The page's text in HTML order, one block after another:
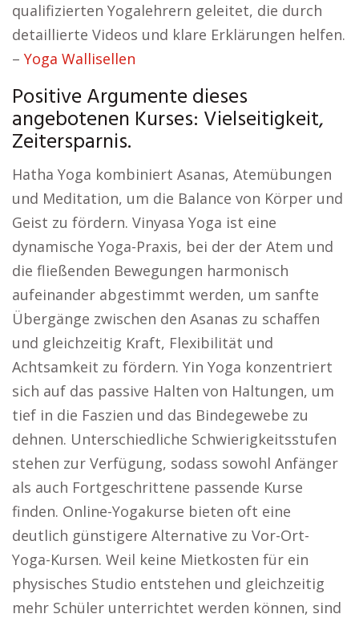
qualifizierten Yogalehrern geleitet, die durch
detaillierte Videos und klare Erklärungen helfen.
– Yoga Wallisellen
Positive Argumente dieses
angebotenen Kurses: Vielseitigkeit,
Zeitersparnis.
Hatha Yoga kombiniert Asanas, Atemübungen
und Meditation, um die Balance von Körper und
Geist zu fördern. Vinyasa Yoga ist eine
dynamische Yoga-Praxis, bei der der Atem und
die fließenden Bewegungen harmonisch
aufeinander abgestimmt werden, um sanfte
Übergänge zwischen den Asanas zu schaffen
und gleichzeitig Kraft, Flexibilität und
Achtsamkeit zu fördern. Yin Yoga konzentriert
sich auf das passive Halten von Haltungen, um
tief in die Faszien und das Bindegewebe zu
dehnen. Unterschiedliche Schwierigkeitsstufen
stehen zur Verfügung, sodass sowohl Anfänger
als auch Fortgeschrittene passende Kurse
finden. Online-Yogakurse bieten oft eine
deutlich günstigere Alternative zu Vor-Ort-
Yoga-Kursen. Weil keine Mietkosten für ein
physisches Studio entstehen und gleichzeitig
mehr Schüler unterrichtet werden können, sind